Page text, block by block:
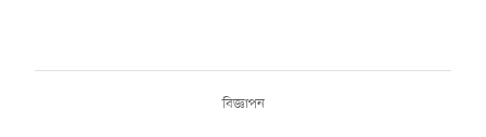
বিজ্ঞাপন